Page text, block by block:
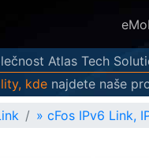
Atlas Tech
kde najdete naše
» cFos IPv6 Link,